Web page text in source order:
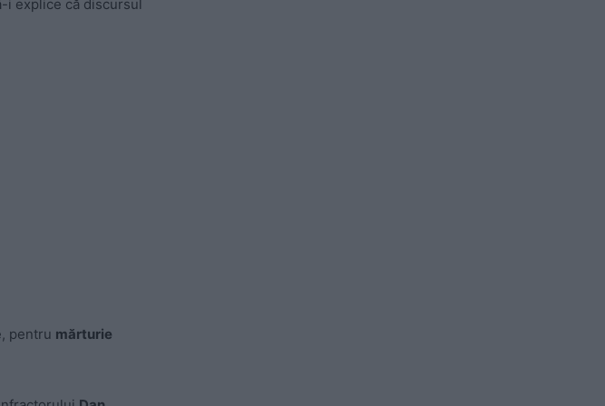
i explice că discursul
pentru mărturie